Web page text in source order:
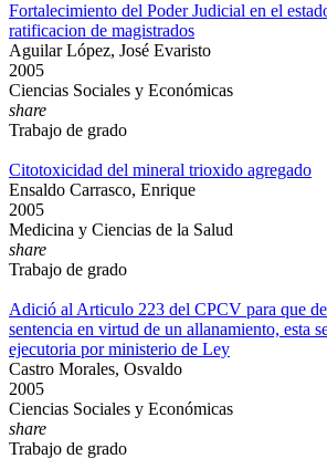
Fortalecimiento del Poder Judicial en el
ratificacion de magistrados
Aguilar López, José Evaristo
2005
Ciencias Sociales y Económicas
share
Trabajo de grado
Citotoxicidad del mineral trioxido agregado
Ensaldo Carrasco, Enrique
2005
Medicina y Ciencias de la Salud
share
Trabajo de grado
Adició al Articulo 223 del CPCV para que
sentencia en virtud de un allanamiento, esta
ejecutoria por ministerio de Ley
Castro Morales, Osvaldo
2005
Ciencias Sociales y Económicas
share
Trabajo de grado